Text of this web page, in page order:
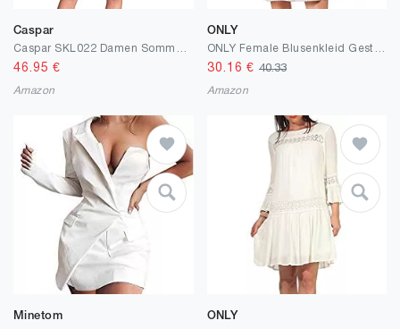
Caspar
46.95 €
Amazon
ONLY
30.16 € 40.33
Amazon
Minetom ONLY